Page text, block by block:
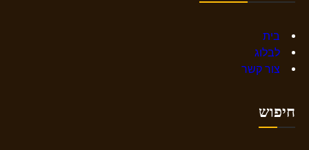
בית
לבלוג
צור קשר
חיפוש